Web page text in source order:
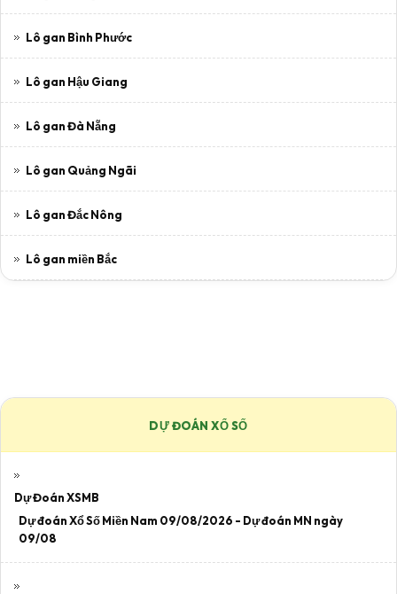
Lô gan Bình Phước
Lô gan Hậu Giang
Lô gan Đà Nẵng
Lô gan Quảng Ngãi
Lô gan Đắc Nông
Lô gan miền Bắc
DỰ ĐOÁN XỔ SỐ
Dự Đoán XSMB
Dự đoán Xổ Số Miền Nam 09/08/2026 - Dự đoán MN ngày
09/08